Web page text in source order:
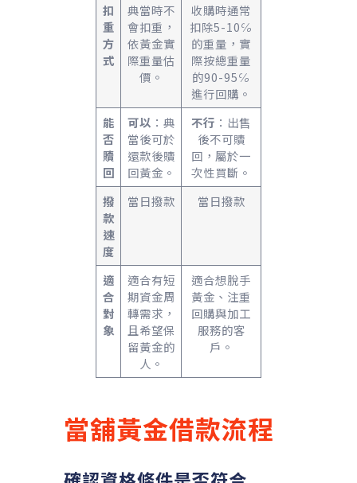
扣
重
方
式
典當時不
會扣重，
依黃金實
際重量估
價。
收購時通常
扣除5-10℅
的重量，實
際按總重量
的90-95℅
進行回購。
能
否
贖
回
可以 ：典
當後可於
還款後贖
回黃金。
不行 ：出售
後不可贖
回，屬於一
次性買斷。
撥
款
速
度
當日撥款 當日撥款
適
合
對
象
適合有短
期資金周
轉需求，
且希望保
留黃金的
人。
適合想脫手
黃金、注重
回購與加工
服務的客
戶。
當舖黃金借款流程